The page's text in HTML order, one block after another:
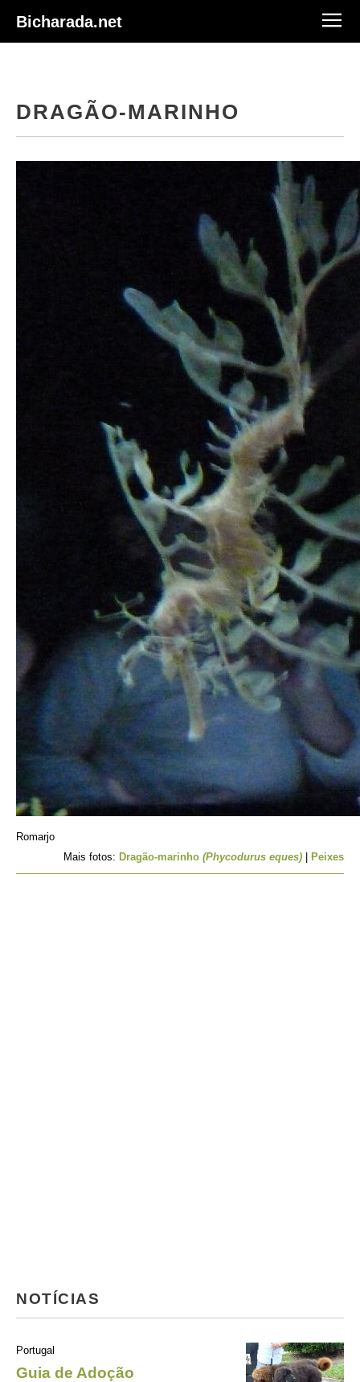
Bicharada.net
DRAGÃO-MARINHO
Romarjo
Mais fotos: Dragão-marinho (Phycodurus eques) Peixes
NOTÍCIAS
Portugal
Guia de Adoção